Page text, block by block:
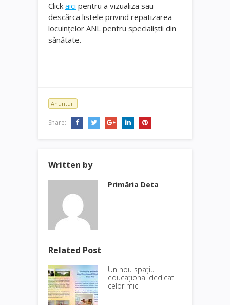
Click aici pentru a vizualiza sau
descărca listele privind repatizarea
locuințelor ANL pentru specialiștii din
sănătate.
Anunturi
Share:
Written by
Primăria Deta
Related Post
Un nou spațiu
educațional dedicat
celor mici